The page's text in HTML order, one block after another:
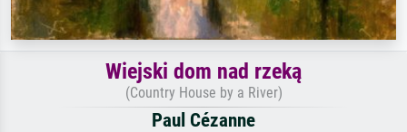
Wiejski dom nad rzeką
(Country House by a River)
Paul Cézanne